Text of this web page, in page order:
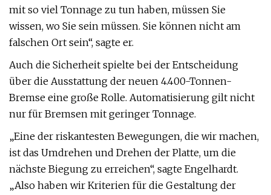
mit so viel Tonnage zu tun haben, müssen Sie
wissen, wo Sie sein müssen. Sie können nicht am
falschen Ort sein“, sagte er.
Auch die Sicherheit spielte bei der Entscheidung
über die Ausstattung der neuen 4.400-Tonnen-
Bremse eine große Rolle. Automatisierung gilt nicht
nur für Bremsen mit geringer Tonnage.
„Eine der riskantesten Bewegungen, die wir machen,
ist das Umdrehen und Drehen der Platte, um die
nächste Biegung zu erreichen“, sagte Engelhardt.
„Also haben wir Kriterien für die Gestaltung der